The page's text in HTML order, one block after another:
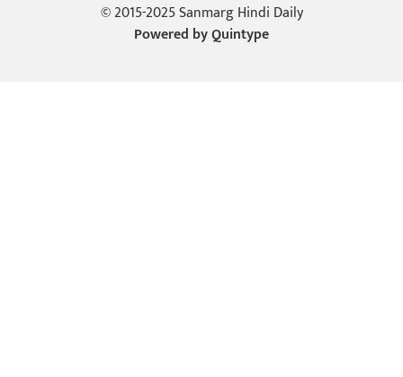
© 2015-2025 Sanmarg Hindi Daily
Powered byQuintype